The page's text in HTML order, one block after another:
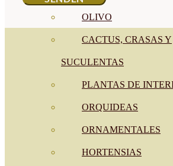
OLIVO
CACTUS, CRASAS Y
SUCULENTAS
PLANTAS DE
ORQUIDEAS
ORNAMENTALES
HORTENSIAS